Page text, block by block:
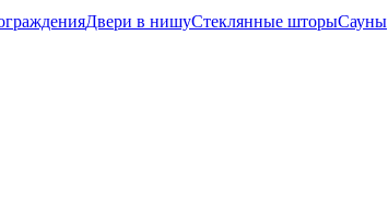
Двери в нишуСтеклянные шторыСауны